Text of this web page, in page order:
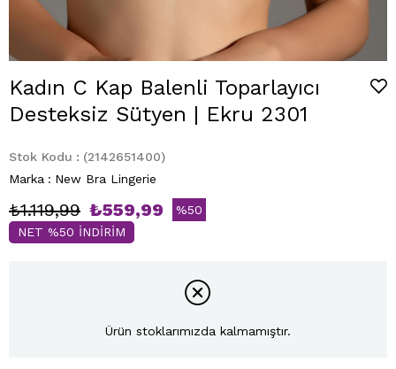
Kadın C Kap Balenli Toparlayıcı
Desteksiz Sütyen | Ekru 2301
Stok Kodu
(2142651400)
Marka : New Bra Lingerie
₺1.119,99 ₺559,99 %50
NET %50 İNDİRİM
Ürün stoklarımızda kalmamıştır.